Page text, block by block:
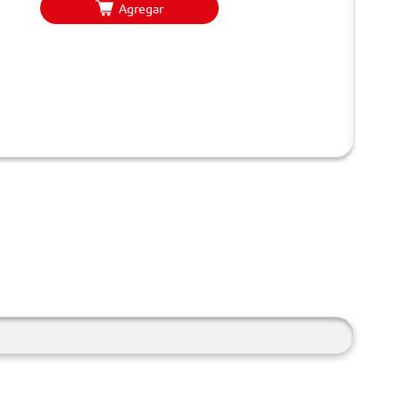
Agregar